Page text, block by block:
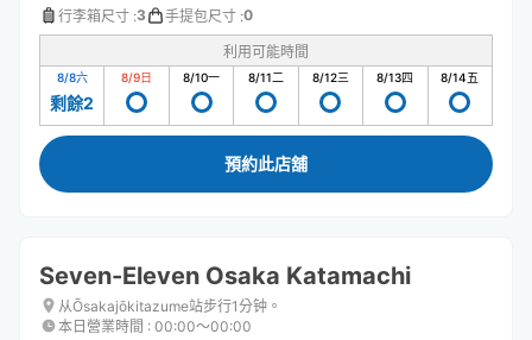
行李箱尺寸 :3 手提包尺寸 :0
利用可能時間
8/8六
剩餘2
8/9日 8/10一 8/11二 8/12三 8/13四 8/14五
預約此店舖
Seven-Eleven Osaka Katamachi
从Ōsakajōkitazume站步行1分钟。
本日營業時間 : 00:00〜00:00